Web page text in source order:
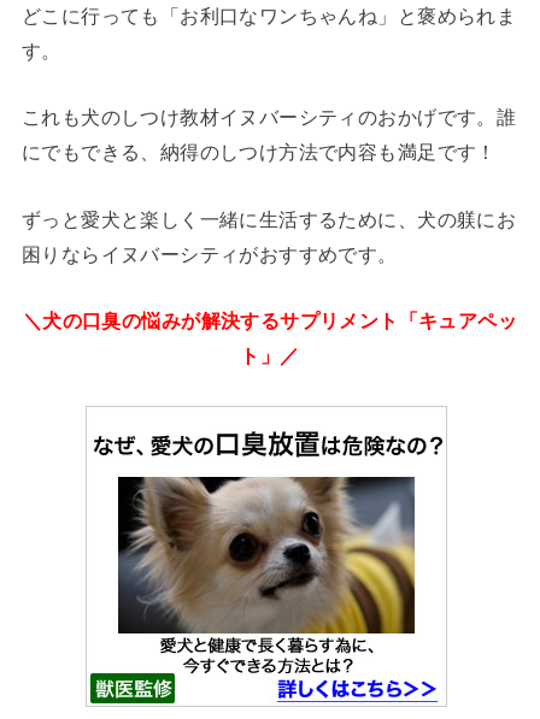
どこに行っても「お利口なワンちゃんね」と褒められま
す。
これも犬のしつけ教材イヌバーシティのおかげです。誰
にでもできる、納得のしつけ方法で内容も満足です！
ずっと愛犬と楽しく一緒に生活するために、犬の躾にお
困りならイヌバーシティがおすすめです。
＼犬の口臭の悩みが解決するサプリメント「キュアペッ
ト」／